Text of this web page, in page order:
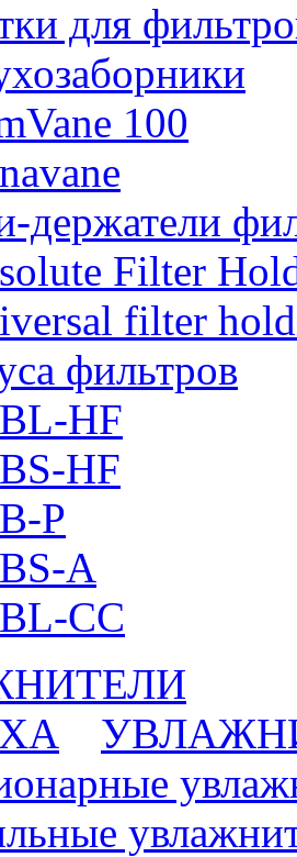
для
100
держатели
Filter
filter
фильтров
HF
HF
P
A
CC